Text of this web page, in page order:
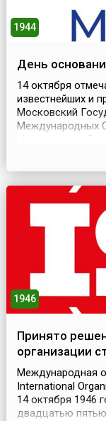
1944
День
14 октября
известнейших и
Московский
Международных
наименование –
1946
Принято
организации
Международная
International
14 октября 1946
двадцатью